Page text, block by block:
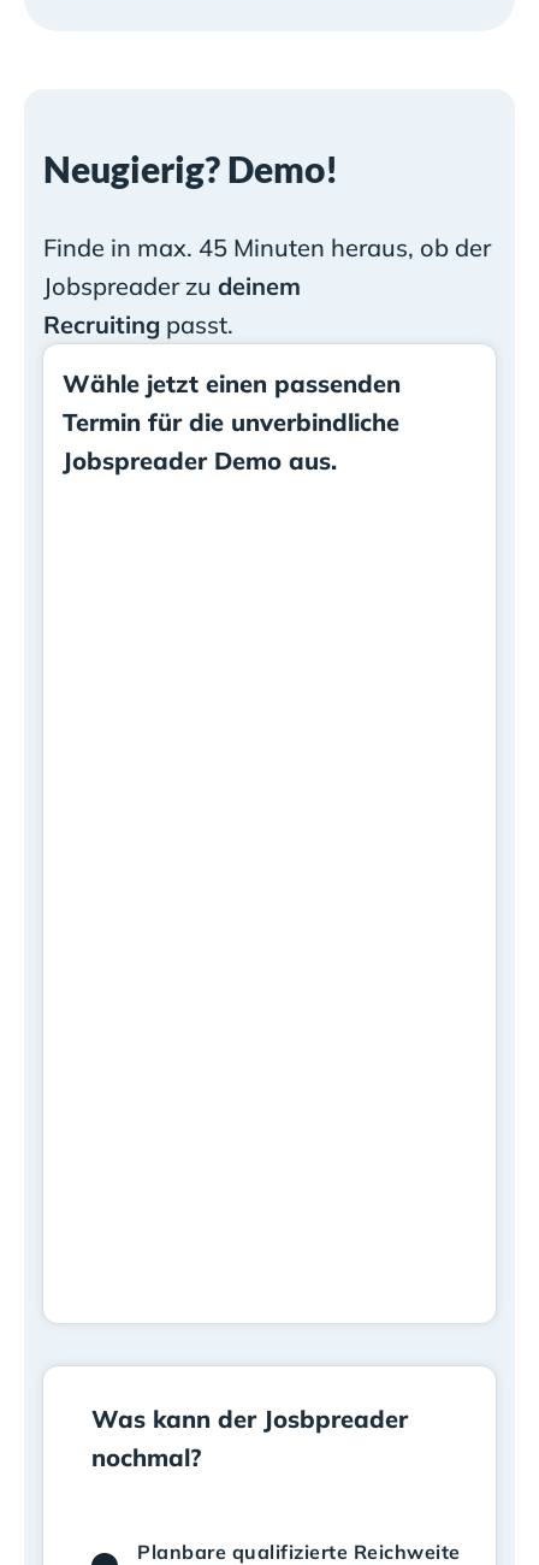
Neugierig? Demo!
Finde in max. 45 Minuten heraus, ob der
Jobspreader zu deinem
Recruiting passt.
Wähle jetzt einen passenden
Termin für die unverbindliche
Jobspreader Demo aus.
Was kann der Josbpreader
nochmal?
Planbare qualifizierte Reichweite